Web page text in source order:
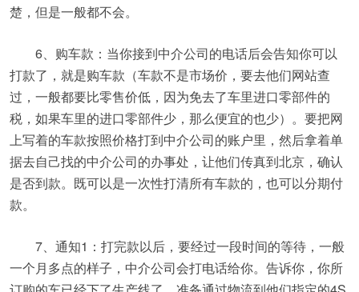
楚，但是一般都不会。
6、购车款：当你接到中介公司的电话后会告知你可以
打款了，就是购车款（车款不是市场价，要去他们网站查
过，一般都要比零售价低，因为免去了车里进口零部件的
税，如果车里的进口零部件少，那么便宜的也少）。要把网
上写着的车款按照价格打到中介公司的账户里，然后拿着单
据去自己找的中介公司的办事处，让他们传真到北京，确认
是否到款。既可以是一次性打清所有车款的，也可以分期付
款。
7、通知1：打完款以后，要经过一段时间的等待，一般
一个月多点的样子，中介公司会打电话给你。告诉你，你所